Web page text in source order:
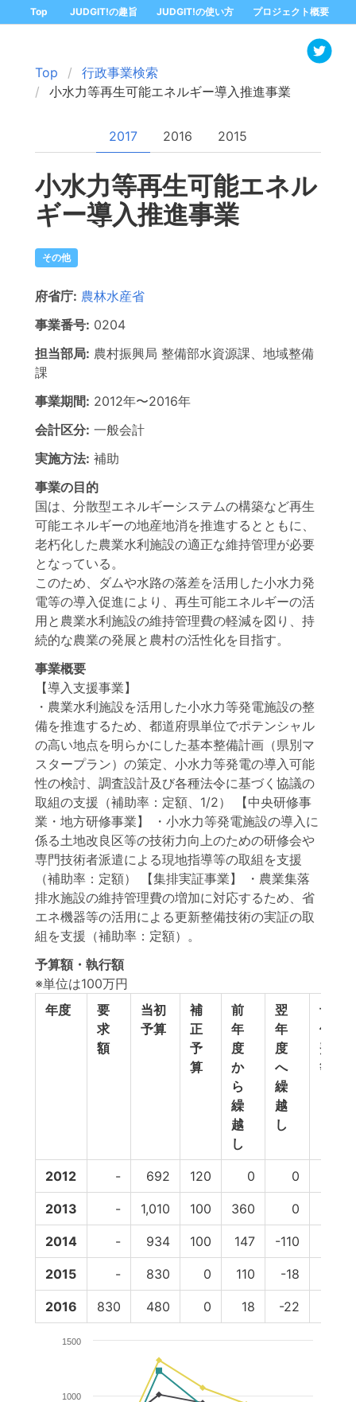
Top JUDGIT!の趣旨 JUDGIT!の使い方 プロジェクト概要
Top
行政事業検索
小水力等再生可能エネルギー導入推進事業
2017 2016 2015
小水力等再生可能エネル
ギー導入推進事業
その他
府省庁: 農林水産省
事業番号: 0204
担当部局: 農村振興局 整備部水資源課、地域整備
課
事業期間: 2012年〜2016年
会計区分: 一般会計
実施方法: 補助
事業の目的
国は、分散型エネルギーシステムの構築など再生
可能エネルギーの地産地消を推進するとともに、
老朽化した農業水利施設の適正な維持管理が必要
となっている。
このため、ダムや水路の落差を活用した小水力発
電等の導入促進により、再生可能エネルギーの活
用と農業水利施設の維持管理費の軽減を図り、持
続的な農業の発展と農村の活性化を目指す。
事業概要
【導入支援事業】
・農業水利施設を活用した小水力等発電施設の整
備を推進するため、都道府県単位でポテンシャル
の高い地点を明らかにした基本整備計画（県別マ
スタープラン）の策定、小水力等発電の導入可能
性の検討、調査設計及び各種法令に基づく協議の
取組の支援（補助率：定額、1/2） 【中央研修事
業・地方研修事業】 ・小水力等発電施設の導入に
係る土地改良区等の技術力向上のための研修会や
専門技術者派遣による現地指導等の取組を支援
（補助率：定額） 【集排実証事業】 ・農業集落
排水施設の維持管理費の増加に対応するため、省
エネ機器等の活用による更新整備技術の実証の取
組を支援（補助率：定額）。
予算額・執行額
※単位は100万円
年度
要
求
額
当初
予算
補
正
予
算
前
年
度
か
ら
繰
越
し
翌
年
度
へ
繰
越
し
予
備
費
等
2012 - 692 120 0 0
2013 - 1,010 100 360 0
2014 - 934 100 147 -110
2015 - 830 0 110 -18
2016 830 480 0 18 -22
1000
1500